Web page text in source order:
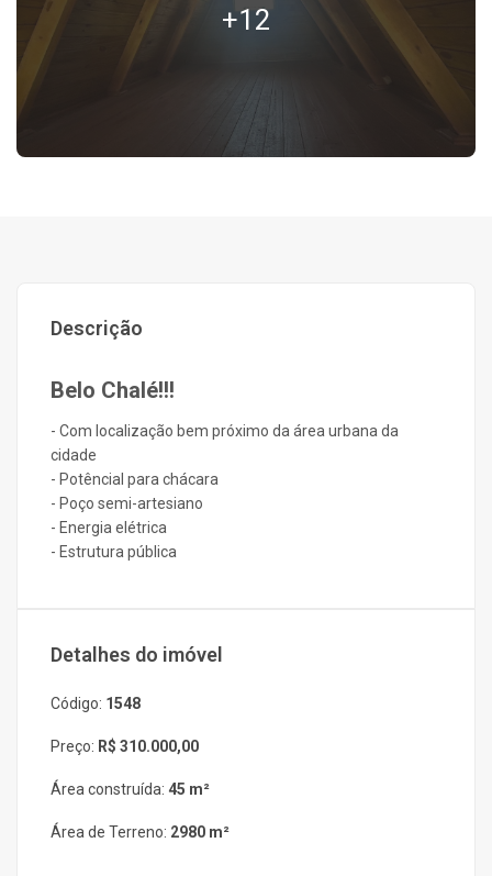
+12
Descrição
Belo Chalé!!!
- Com localização bem próximo da área urbana da
cidade
- Potêncial para chácara
- Poço semi-artesiano
- Energia elétrica
- Estrutura pública
Detalhes do imóvel
Código: 1548
Preço: R$ 310.000,00
Área construída: 45 m²
Área de Terreno: 2980 m²